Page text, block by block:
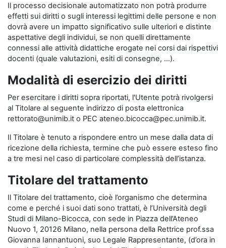
Il processo decisionale automatizzato non potrà produrre
effetti sui diritti o sugli interessi legittimi delle persone e non
dovrà avere un impatto significativo sulle ulteriori e distinte
aspettative degli individui, se non quelli direttamente
connessi alle attività didattiche erogate nei corsi dai rispettivi
docenti (quale valutazioni, esiti di consegne, …).
Modalità di esercizio dei diritti
Per esercitare i diritti sopra riportati, l'Utente potrà rivolgersi
al Titolare al seguente indirizzo di posta elettronica
rettorato@unimib.it o PEC ateneo.bicocca@pec.unimib.it.
Il Titolare è tenuto a rispondere entro un mese dalla data di
ricezione della richiesta, termine che può essere esteso fino
a tre mesi nel caso di particolare complessità dell’istanza.
Titolare del trattamento
Il Titolare del trattamento, cioè l’organismo che determina
come e perché i suoi dati sono trattati, è l’Università degli
Studi di Milano-Bicocca, con sede in Piazza dell’Ateneo
Nuovo 1, 20126 Milano, nella persona della Rettrice prof.ssa
Giovanna Iannantuoni, suo Legale Rappresentante, (d’ora in